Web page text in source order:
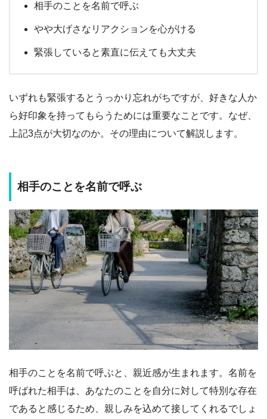
相手のことを名前で呼ぶ
やや大げさなリアクションを心がける
緊張していると素直に伝えても大丈夫
いずれも緊張するとうっかり忘れがちですが、好きな人か
ら好印象を持ってもらうためには重要なことです。なぜ、
上記3点が大切なのか。その理由について解説します。
相手のことを名前で呼ぶ
相手のことを名前で呼ぶと、親近感が生まれます。名前を
呼ばれた相手は、あなたのことを自分に対して特別な存在
であると感じるため、親しみを込めて接してくれるでしょ